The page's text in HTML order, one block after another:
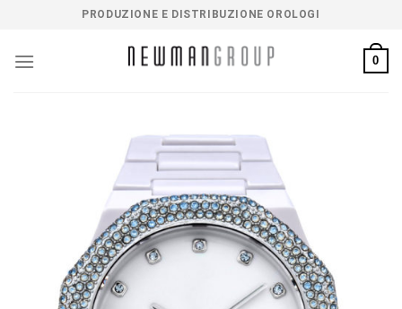
contenuti
PRODUZIONE E DISTRIBUZIONE OROLOGI
0